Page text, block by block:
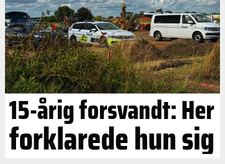
15-årig forsvandt: Her
forklarede hun sig